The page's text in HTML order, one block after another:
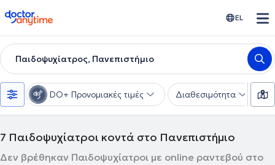
doctoranytime EL
Παιδοψυχίατρος, Πανεπιστήμιο
DO+ Προνομιακές τιμές Διαθεσιμότητα
7 Παιδοψυχίατροι κοντά στο Πανεπιστήμιο
Δεν βρέθηκαν Παιδοψυχίατροι με online ραντεβού στο